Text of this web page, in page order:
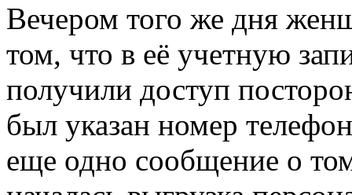
Вечером того же дня
том, что в её учетную
получили доступ
был указан номер
еще одно сообщение о